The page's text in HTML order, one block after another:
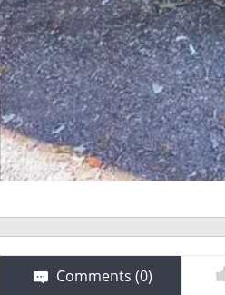
Comments (0)